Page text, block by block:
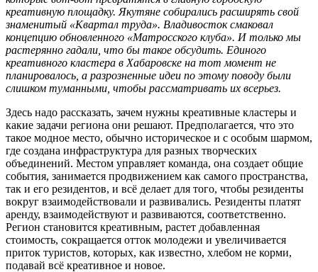
креативную площадку. Якутяне собирались расширять свой
знаменитый «Квартал труда». Владивосток смаковал
концепцию обновленного «Матросского клуба». И только мы
растерянно гадали, что бы такое обсудить. Единого
креативного кластера в Хабаровске на тот момент не
планировалось, а разрозненные идеи по этому поводу были
слишком туманными, чтобы рассматривать их всерьез.
Здесь надо рассказать, зачем нужны креативные кластеры и
какие задачи региона они решают. Предполагается, что это
такое модное место, обычно историческое и с особым шармом,
где создана инфраструктура для разных творческих
объединений. Местом управляет команда, она создает общие
события, занимается продвижением как самого пространства,
так и его резидентов, и всё делает для того, чтобы резиденты
вокруг взаимодействовали и развивались. Резиденты платят
аренду, взаимодействуют и развиваются, соответственно.
Регион становится креативным, растет добавленная
стоимость, сокращается отток молодежи и увеличивается
приток туристов, которых, как известно, хлебом не корми,
подавай всё креативное и новое.